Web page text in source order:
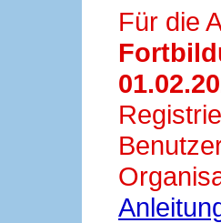
Für die